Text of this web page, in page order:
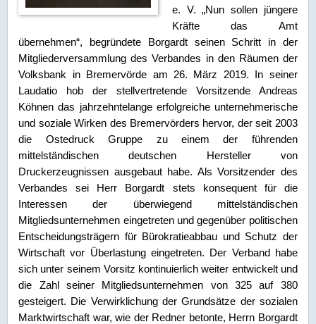
e. V. „Nun sollen jüngere
Kräfte das Amt
übernehmen“, begründete Borgardt seinen Schritt in der
Mitgliederversammlung des Verbandes in den Räumen der
Volksbank in Bremervörde am 26. März 2019. In seiner
Laudatio hob der stellvertretende Vorsitzende Andreas
Köhnen das jahrzehntelange erfolgreiche unternehmerische
und soziale Wirken des Bremervörders hervor, der seit 2003
die Ostedruck Gruppe zu einem der führenden
mittelständischen deutschen Hersteller von
Druckerzeugnissen ausgebaut habe. Als Vorsitzender des
Verbandes sei Herr Borgardt stets konsequent für die
Interessen der überwiegend mittelständischen
Mitgliedsunternehmen eingetreten und gegenüber politischen
Entscheidungsträgern für Bürokratieabbau und Schutz der
Wirtschaft vor Überlastung eingetreten. Der Verband habe
sich unter seinem Vorsitz kontinuierlich weiter entwickelt und
die Zahl seiner Mitgliedsunternehmen von 325 auf 380
gesteigert. Die Verwirklichung der Grundsätze der sozialen
Marktwirtschaft war, wie der Redner betonte, Herrn Borgardt